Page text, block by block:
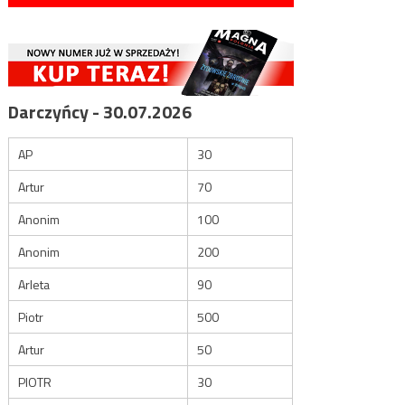
Darczyńcy - 30.07.2026
AP
30
Artur
70
Anonim
100
Anonim
200
Arleta
90
Piotr
500
Artur
50
PIOTR
30